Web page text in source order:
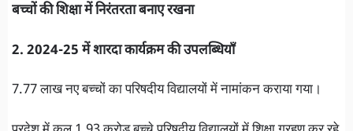
बच्चों की शिक्षा में निरंतरता बनाए रखना
2. 2024-25 में शारदा कार्यक्रम की उपलब्धियाँ
7.77 लाख नए बच्चों का परिषदीय विद्यालयों में नामांकन कराया गया।